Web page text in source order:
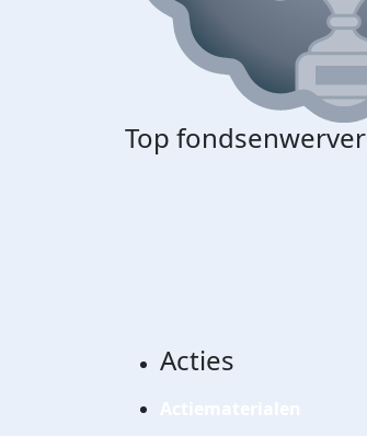
Top fondsenwerver
Acties